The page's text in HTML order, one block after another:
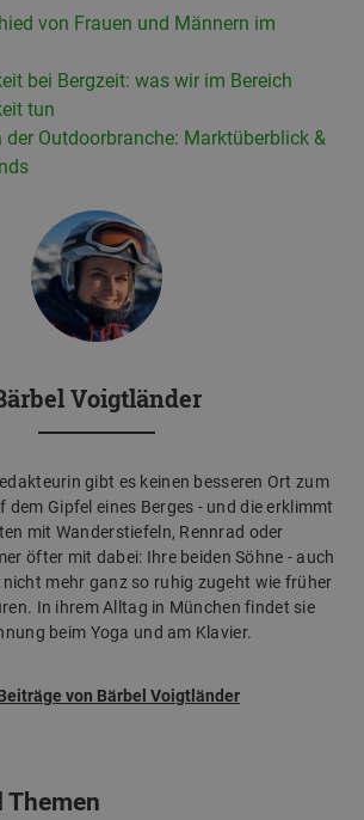
von Frauen und Männern im
bei Bergzeit: was wir im Bereich
tun
der Outdoorbranche: Marktüberblick &
Voigtländer
gibt es keinen besseren Ort zum
dem Gipfel eines Berges - und die erklimmt
mit Wanderstiefeln, Rennrad oder
öfter mit dabei: Ihre beiden Söhne - auch
mehr ganz so ruhig zugeht wie früher
In ihrem Alltag in München findet sie
beim Yoga und am Klavier.
von Bärbel Voigtländer
Themen